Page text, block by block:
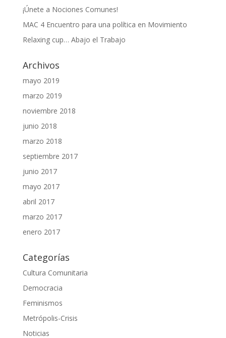
¡Únete a Nociones Comunes!
MAC 4 Encuentro para una política en Movimiento
Relaxing cup… Abajo el Trabajo
Archivos
mayo 2019
marzo 2019
noviembre 2018
junio 2018
marzo 2018
septiembre 2017
junio 2017
mayo 2017
abril 2017
marzo 2017
enero 2017
Categorías
Cultura Comunitaria
Democracia
Feminismos
Metrópolis-Crisis
Noticias